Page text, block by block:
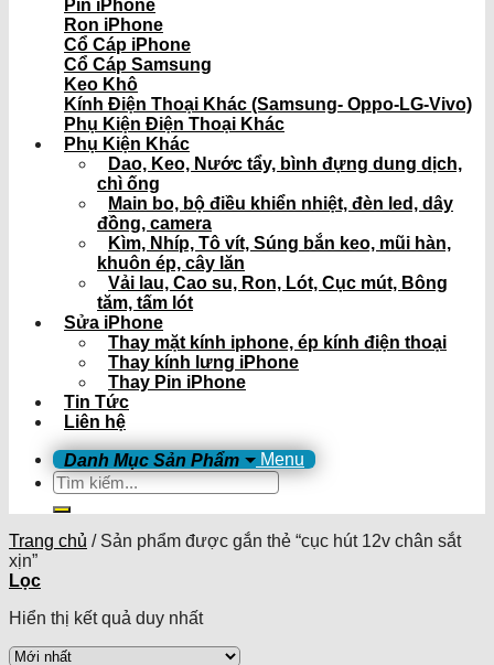
Pin iPhone
Ron iPhone
Cổ Cáp iPhone
Cổ Cáp Samsung
Keo Khô
Kính Điện Thoại Khác (Samsung- Oppo-LG-Vivo)
Phụ Kiện Điện Thoại Khác
Phụ Kiện Khác
Dao, Keo, Nước tẩy, bình đựng dung dịch,
chì ống
Main bo, bộ điều khiển nhiệt, đèn led, dây
đồng, camera
Kìm, Nhíp, Tô vít, Súng bắn keo, mũi hàn,
khuôn ép, cây lăn
Vải lau, Cao su, Ron, Lót, Cục mút, Bông
tăm, tấm lót
Sửa iPhone
Thay mặt kính iphone, ép kính điện thoại
Thay kính lưng iPhone
Thay Pin iPhone
Tin Tức
Liên hệ
Menu
Tìm
kiếm:
Trang chủ /Sản phẩm được gắn thẻ “cục hút 12v chân sắt
xịn”
Lọc
Hiển thị kết quả duy nhất